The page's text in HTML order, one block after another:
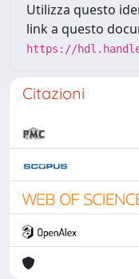
Utilizza questo
link a questo
https://
Citazioni